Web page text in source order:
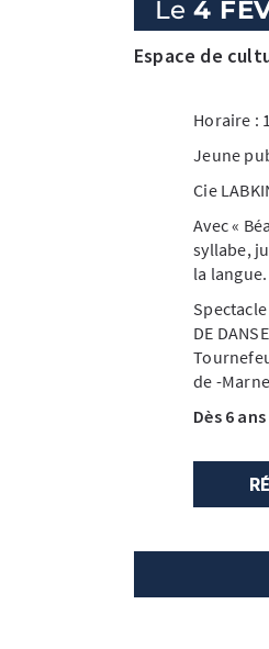
Le4
Espace de
Horaire :
Jeune
Cie
Avec «
syllabe,
la langue.
Spectacle
DE
de -
Dès 6